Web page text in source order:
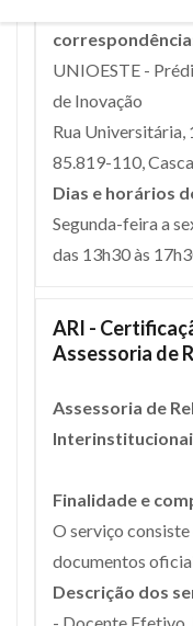
UNIOESTE -
de Inovação
Rua Universitária,
85.819-110,
Dias e horários
Segunda-feira a
das 13h30 às
ARI -
Assessoria de
Assessoria de
Finalidade e
O serviço
documentos
Descrição dos